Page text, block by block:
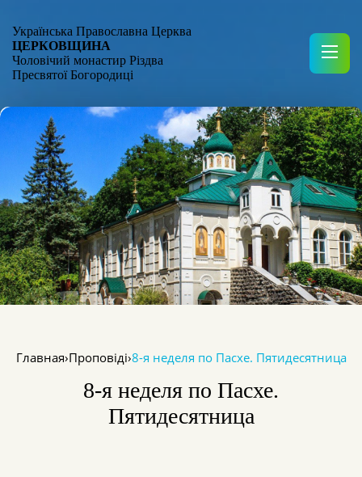
Українська Православна Церква
ЦЕРКОВЩИНА
Чоловічий монастир Різдва
Пресвятої Богородиці
Главная›Проповіді›8-я неделя по Пасхе. Пятидесятница
8-я неделя по Пасхе.
Пятидесятница